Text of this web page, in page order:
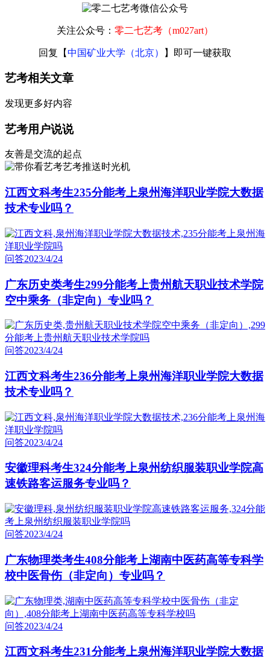
关注公众号： 零二七艺考（m027art）
回复【中国矿业大学（北京） 】即可一键获取
艺考相关文章
发现更多好内容
艺考用户说说
友善是交流的起点
艺考推送时光机
江西文科考生235分能考上泉州海洋职业学院大数据
技术专业吗？
问答2023/4/24
广东历史类考生299分能考上贵州航天职业技术学院
空中乘务（非定向）专业吗？
问答2023/4/24
江西文科考生236分能考上泉州海洋职业学院大数据
技术专业吗？
问答2023/4/24
安徽理科考生324分能考上泉州纺织服装职业学院高
速铁路客运服务专业吗？
问答2023/4/24
广东物理类考生408分能考上湖南中医药高等专科学
校中医骨伤（非定向）专业吗？
问答2023/4/24
江西文科考生231分能考上泉州海洋职业学院大数据